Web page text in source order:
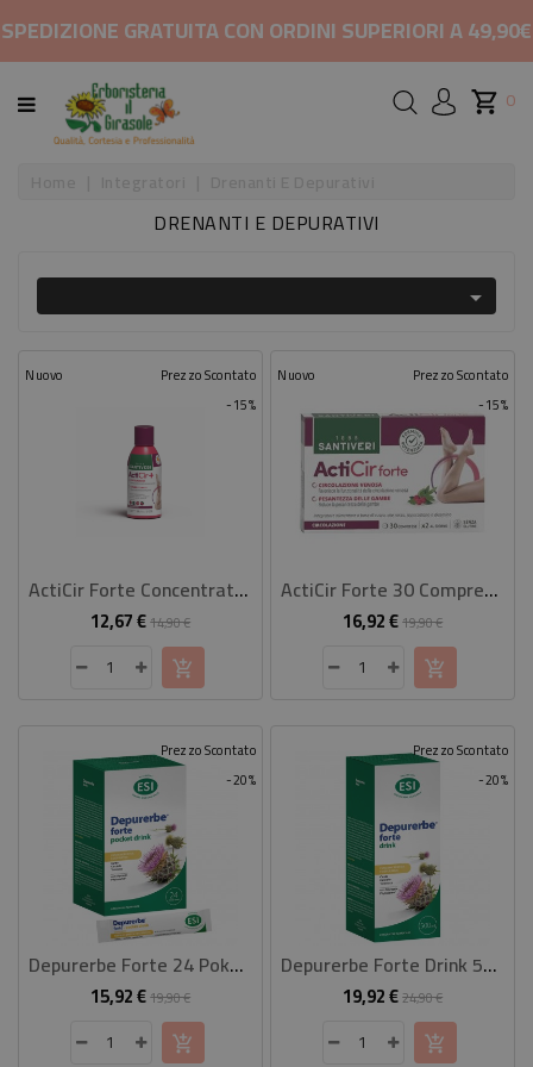
SPEDIZIONE GRATUITA CON ORDINI SUPERIORI A 49,90€
CATEGORIA
HOME
COSMETICI
BELLEZZA
ALIMENTAZIONE
INTEGRATORI
CONTATTACI
0
DRENANTI E DEPURATIVI

Nuovo
-15%
Prezzo Scontato
ActiCir Forte Concentrato Fluido 500 Ml
12,67 €Prezzo
base
14,90 €Prezzo
Nuovo
-15%
Prezzo Scontato
ActiCir Forte 30 Compresse
16,92 €Prezzo
base
19,90 €Prezzo
-20%
Prezzo Scontato
Depurerbe Forte 24 Poket Drink
15,92 €Prezzo
base
19,90 €Prezzo
-20%
Prezzo Scontato
Depurerbe Forte Drink 500 Ml
19,92 €Prezzo
base
24,90 €Prezzo